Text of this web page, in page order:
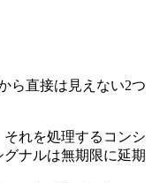
ら直接は見えない2つ
れを処理するコンシ
ナルは無期限に延期